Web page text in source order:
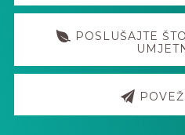
POSLUŠAJTE